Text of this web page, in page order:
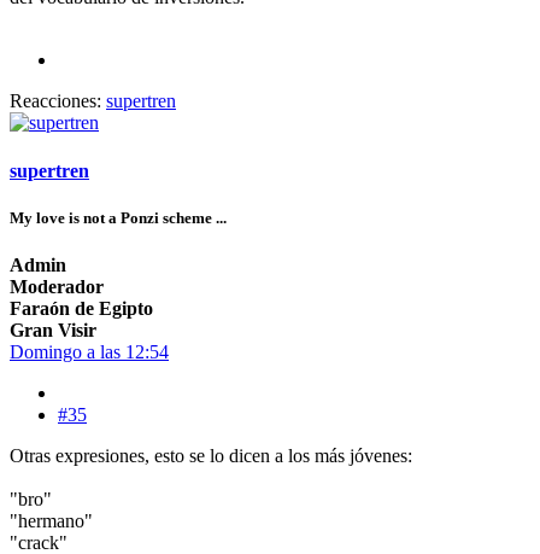
Reacciones: supertren
supertren
My love is not a Ponzi scheme ...
Admin
Moderador
Faraón de Egipto
Gran Visir
Domingo a las 12:54
#35
Otras expresiones, esto se lo dicen a los más jóvenes:
"bro"
"hermano"
"crack"